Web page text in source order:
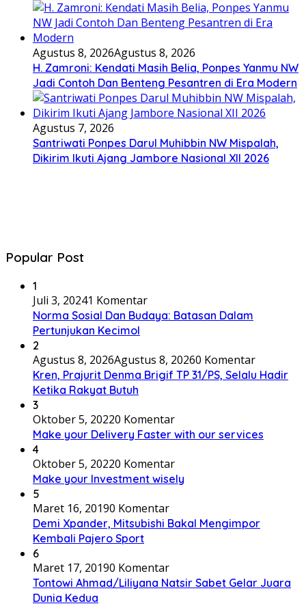
Agustus 8, 2026Agustus 8, 2026
H. Zamroni: Kendati Masih Belia, Ponpes Yanmu NW
Jadi Contoh Dan Benteng Pesantren di Era Modern
Agustus 7, 2026
Santriwati Ponpes Darul Muhibbin NW Mispalah,
Dikirim Ikuti Ajang Jambore Nasional XII 2026
Popular Post
1
Juli 3, 20241 Komentar
Norma Sosial Dan Budaya: Batasan Dalam
Pertunjukan Kecimol
2
Agustus 8, 2026Agustus 8, 20260 Komentar
Kren, Prajurit Denma Brigif TP 31/PS, Selalu Hadir
Ketika Rakyat Butuh
3
Oktober 5, 20220 Komentar
Make your Delivery Faster with our services
4
Oktober 5, 20220 Komentar
Make your Investment wisely
5
Maret 16, 20190 Komentar
Demi Xpander, Mitsubishi Bakal Mengimpor
Kembali Pajero Sport
6
Maret 17, 20190 Komentar
Tontowi Ahmad/Liliyana Natsir Sabet Gelar Juara
Dunia Kedua